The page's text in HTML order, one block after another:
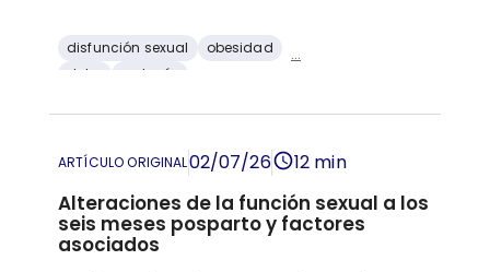
disfunción sexual
obesidad
dolor
urología
Estudios de casos y controles
...
ARTÍCULO ORIGINAL02/07/26 12 min
Alteraciones de la función sexual a los
seis meses posparto y factores
asociados